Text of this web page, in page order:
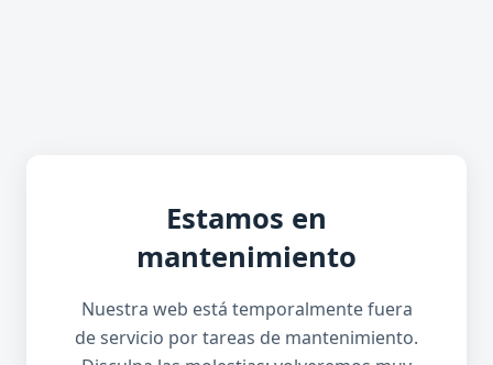
Estamos en
mantenimiento
Nuestra web está temporalmente fuera
de servicio por tareas de mantenimiento.